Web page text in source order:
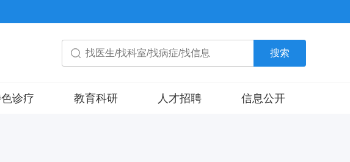
搜索
诊疗 教育科研 人才招聘 信息公开